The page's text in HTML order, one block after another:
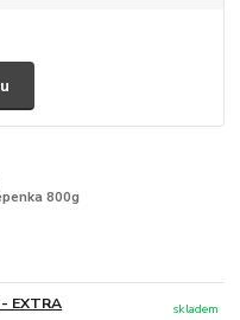
800g
EXTRA
skladem